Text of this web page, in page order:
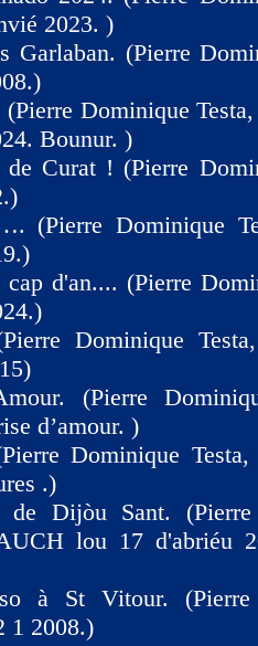
2023. )
Garlaban. (Pierre
(Pierre Dominique
Bounur. )
Curat ! (Pierre
(Pierre Dominique
d'an.... (Pierre
Dominique
(Pierre
d’amour. )
Dominique
.)
de Dijòu Sant.
lou 17 d'abriéu
à St Vitour. (Pierre
1 2008.)